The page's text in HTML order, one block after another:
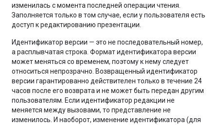
изменилась с момента последней операции чтения.
Заполняется только в том случае, если у пользователя есть
доступ к редактированию презентации.
Идентификатор версии — это не последовательный номер,
а расплывчатая строка. Формат идентификатора версии
может меняться со временем, поэтому к нему следует
относиться непрозрачно. Возвращенный идентификатор
версии гарантированно действителен только в течение 24
часов после его возврата и не может быть передан другим
пользователям. Если идентификатор редакции не
меняется между вызовами, то представление не
изменилось. И наоборот, изменение идентификатора (для